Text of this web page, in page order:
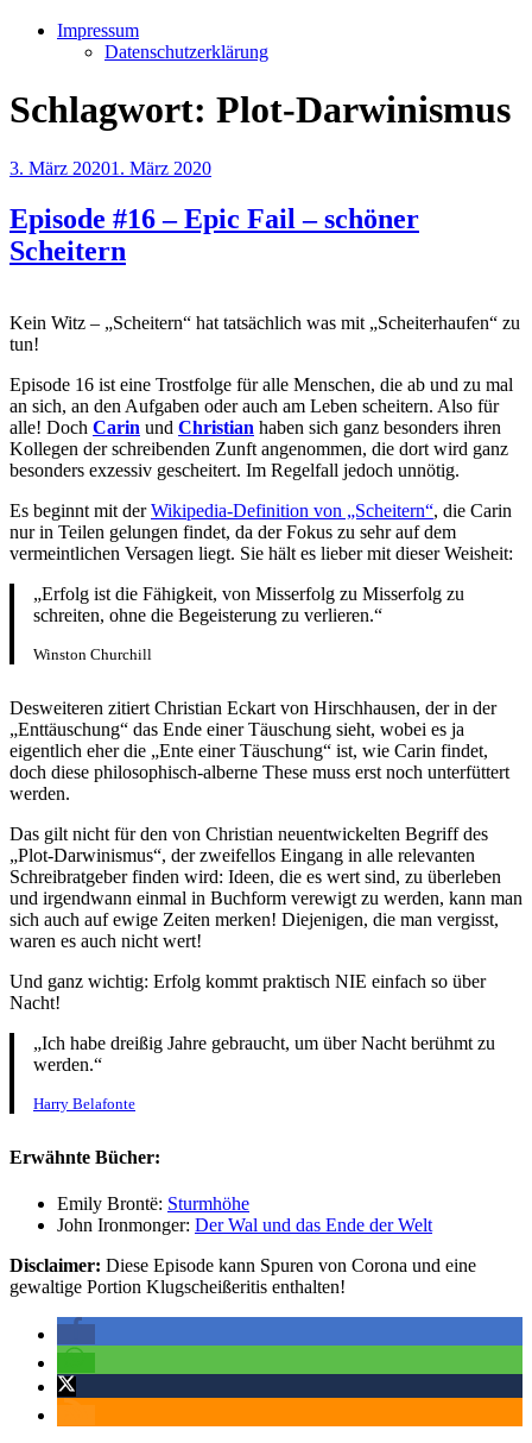
Impressum
Datenschutzerklärung
Schlagwort: Plot-Darwinismus
Veröffentlicht
3. März 20201. März 2020
Episode #16 – Epic Fail – schöner
Scheitern
Kein Witz – „Scheitern“ hat tatsächlich was mit „Scheiterhaufen“ zu
tun!
Episode 16 ist eine Trostfolge für alle Menschen, die ab und zu mal
an sich, an den Aufgaben oder auch am Leben scheitern. Also für
alle! Doch Carin und Christian haben sich ganz besonders ihren
Kollegen der schreibenden Zunft angenommen, die dort wird ganz
besonders exzessiv gescheitert. Im Regelfall jedoch unnötig.
Es beginnt mit derWikipedia-Definition von „Scheitern“, die Carin
nur in Teilen gelungen findet, da der Fokus zu sehr auf dem
vermeintlichen Versagen liegt. Sie hält es lieber mit dieser Weisheit:
„Erfolg ist die Fähigkeit, von Misserfolg zu Misserfolg zu
schreiten, ohne die Begeisterung zu verlieren.“
Winston Churchill
Desweiteren zitiert Christian Eckart von Hirschhausen, der in der
„Enttäuschung“ das Ende einer Täuschung sieht, wobei es ja
eigentlich eher die „Ente einer Täuschung“ ist, wie Carin findet,
doch diese philosophisch-alberne These muss erst noch unterfüttert
werden.
Das gilt nicht für den von Christian neuentwickelten Begriff des
„Plot-Darwinismus“, der zweifellos Eingang in alle relevanten
Schreibratgeber finden wird: Ideen, die es wert sind, zu überleben
und irgendwann einmal in Buchform verewigt zu werden, kann man
sich auch auf ewige Zeiten merken! Diejenigen, die man vergisst,
waren es auch nicht wert!
Und ganz wichtig: Erfolg kommt praktisch NIE einfach so über
Nacht!
„Ich habe dreißig Jahre gebraucht, um über Nacht berühmt zu
werden.“
Harry Belafonte
Erwähnte Bücher:
Emily Brontë: Sturmhöhe
John Ironmonger: Der Wal und das Ende der Welt
Disclaimer: Diese Episode kann Spuren von Corona und eine
gewaltige Portion Klugscheißeritis enthalten!